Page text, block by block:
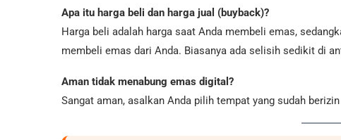
Apa itu harga beli dan harga jual (buyback)?
Harga beli adalah harga saat Anda membeli emas,
membeli emas dari Anda. Biasanya ada selisih sedikit di
Aman tidak menabung emas digital?
Sangat aman, asalkan Anda pilih tempat yang sudah